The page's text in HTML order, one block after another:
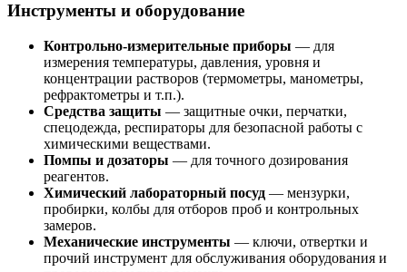
Инструменты и оборудование
Контрольно-измерительные приборы — для
измерения температуры, давления, уровня и
концентрации растворов (термометры, манометры,
рефрактометры и т.п.).
Средства защиты — защитные очки, перчатки,
спецодежда, респираторы для безопасной работы с
химическими веществами.
Помпы и дозаторы — для точного дозирования
реагентов.
Химический лабораторный посуд — мензурки,
пробирки, колбы для отборов проб и контрольных
замеров.
Механические инструменты — ключи, отвертки и
прочий инструмент для обслуживания оборудования и